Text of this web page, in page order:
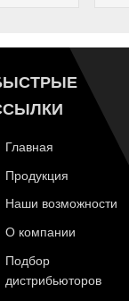
Главная
Продукция
Наши возможности
О компании
Подбор
дистрибьюторов